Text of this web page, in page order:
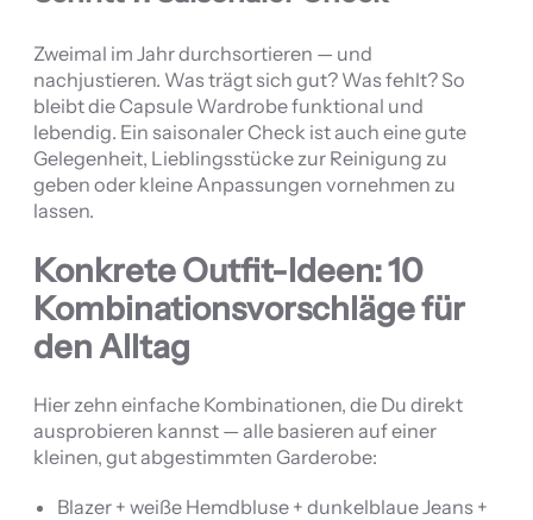
Zweimal im Jahr durchsortieren — und
nachjustieren. Was trägt sich gut? Was fehlt? So
bleibt die Capsule Wardrobe funktional und
lebendig. Ein saisonaler Check ist auch eine gute
Gelegenheit, Lieblingsstücke zur Reinigung zu
geben oder kleine Anpassungen vornehmen zu
lassen.
Konkrete Outfit-Ideen: 10
Kombinationsvorschläge für
den Alltag
Hier zehn einfache Kombinationen, die Du direkt
ausprobieren kannst — alle basieren auf einer
kleinen, gut abgestimmten Garderobe:
Blazer + weiße Hemdbluse + dunkelblaue Jeans +